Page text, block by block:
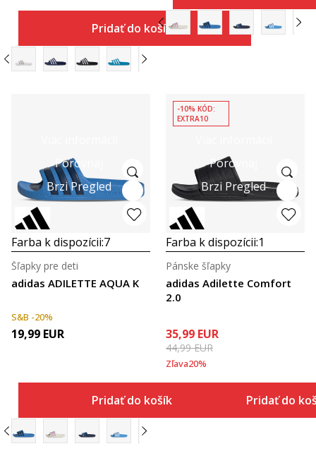
Pridať do košíka
Porovnaj
Brzi Pregled
Farba k dispozícii:7
adidas ADILETTE AQUA K
Šľapky pre deti
S&B -20%
19,99 EUR
Pridať do košíka
Porovnaj
Brzi Pregled
-10% KÓD:
EXTRA10
Farba k dispozícii:1
adidas Adilette Comfort
2.0
Pánske šľapky
35,99 EUR
44,99EUR
Zľava20%
Pridať do